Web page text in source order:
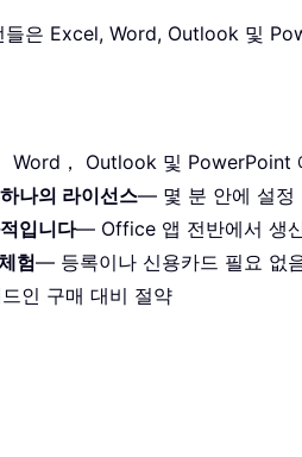
들은 Excel, Word, Outlook 및
Word， Outlook 및 PowerPoint
나의 라이선스— 몇 분 안에 설정
입니다— Office 앱 전반에서 생
험— 등록이나 신용카드 필요 없
인 구매 대비 절약